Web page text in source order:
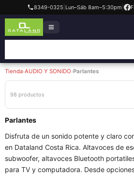
8349-0325 Lun–Sáb 8am–5:30pm
Tienda›AUDIO Y SONIDO›Parlantes
98 productos
Parlantes
Disfruta de un sonido potente y claro
en Dataland Costa Rica. Altavoces de
subwoofer, altavoces Bluetooth
para TV y computadora. Desde